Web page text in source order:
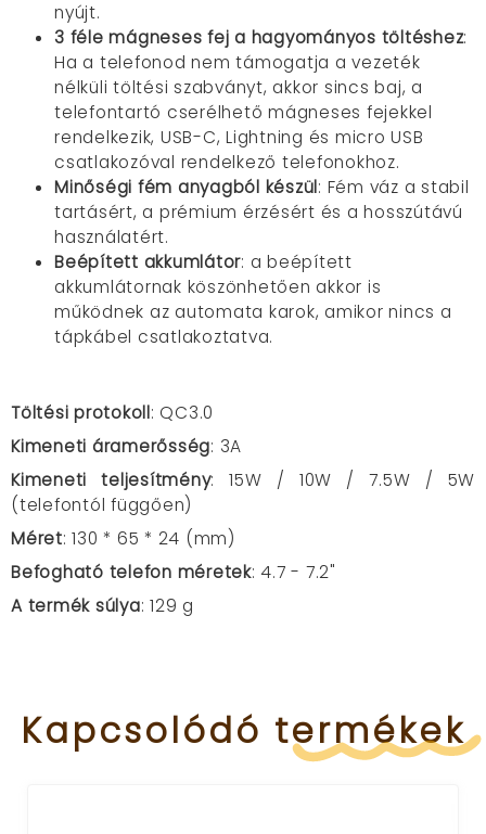
nyújt.
3 féle mágneses fej a hagyományos töltéshez:
Ha a telefonod nem támogatja a vezeték
nélküli töltési szabványt, akkor sincs baj, a
telefontartó cserélhető mágneses fejekkel
rendelkezik, USB-C, Lightning és micro USB
csatlakozóval rendelkező telefonokhoz.
Minőségi fém anyagból készül: Fém váz a stabil
tartásért, a prémium érzésért és a hosszútávú
használatért.
Beépített akkumlátor: a beépített
akkumlátornak köszönhetően akkor is
működnek az automata karok, amikor nincs a
tápkábel csatlakoztatva.
Töltési protokoll: QC3.0
Kimeneti áramerősség: 3A
Kimeneti teljesítmény: 15W / 10W / 7.5W / 5W
(telefontól függően)
Méret: 130 * 65 * 24 (mm)
Befogható telefon méretek: 4.7 - 7.2"
A termék súlya: 129 g
Kapcsolódó termékek